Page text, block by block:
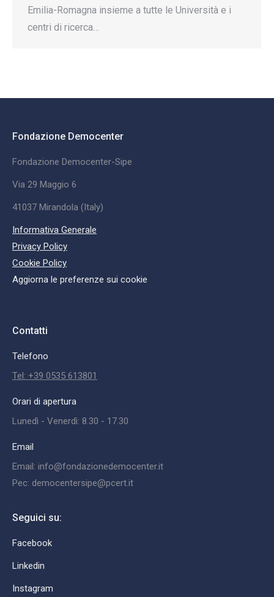
Emilia-Romagna insieme a tutte le Università e i
centri di ricerca…
Fondazione Democenter
Fondazione Democenter-Sipe
Via 29 Maggio 6
41037 Mirandola (Italy)
Informativa Generale
Privacy Policy
Cookie Policy
Aggiorna le preferenze sui cookie
Contatti
Telefono
Tel: +39 0535 613801
Orari di apertura
Lunedì - Venerdì: 8.30 - 17.30
Email
Email: info@fondazionedemocenter.it
Pec: democentersipe@pcert.it
Seguici su:
Facebook
Linkedin
Instagram